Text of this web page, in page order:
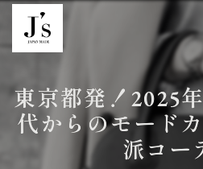
東京都発！2025
代からのモード
派コー